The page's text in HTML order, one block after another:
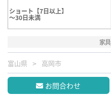
ショート【7日以上】
～30日未満
家
富山県 高岡市
お問合わせ